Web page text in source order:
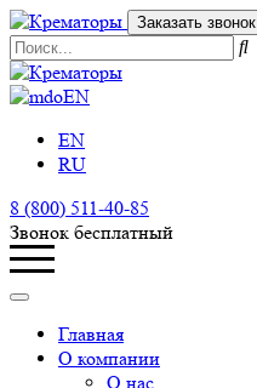
Заказать звонок
EN
EN
RU
8 (800) 511-40-85
Звонок бесплатный
Главная
О компании
О нас